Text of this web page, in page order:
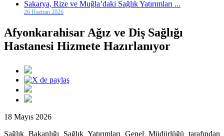
Sakarya, Rize ve Muğla’daki Sağlık Yatırımları ...
26 Haziran 2026
Afyonkarahisar Ağız ve Diş Sağlığı
Hastanesi Hizmete Hazırlanıyor
18 Mayıs 2026
Sağlık Bakanlığı Sağlık Yatırımları Genel Müdürlüğü tarafından